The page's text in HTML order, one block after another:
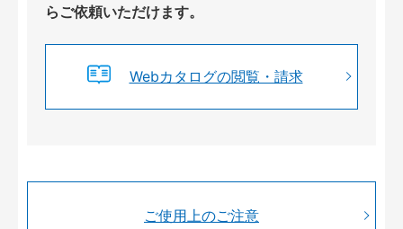
らご依頼いただけます。
Webカタログの閲覧・請求
ご使用上のご注意